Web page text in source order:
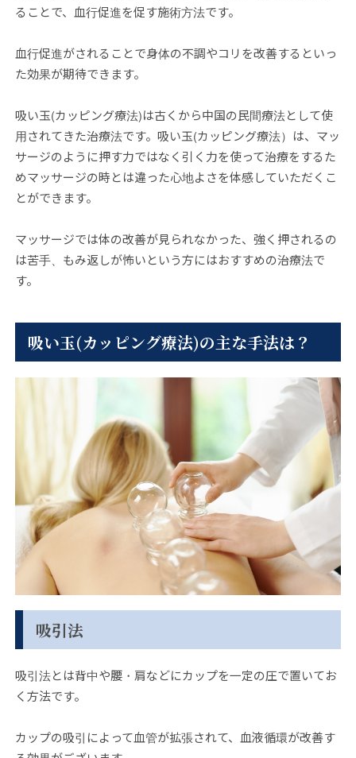
ることで、血行促進を促す施術方法です。
血行促進がされることで身体の不調やコリを改善するといっ
た効果が期待できます。
吸い玉(カッピング療法)は古くから中国の民間療法として使
用されてきた治療法です。吸い玉(カッピング療法）は、マッ
サージのように押す力ではなく引く力を使って治療をするた
めマッサージの時とは違った心地よさを体感していただくこ
とができます。
マッサージでは体の改善が見られなかった、強く押されるの
は苦手、もみ返しが怖いという方にはおすすめの治療法で
す。
吸い玉(カッピング療法)の主な手法は？
吸引法
吸引法とは背中や腰・肩などにカップを一定の圧で置いてお
く方法です。
カップの吸引によって血管が拡張されて、血液循環が改善す